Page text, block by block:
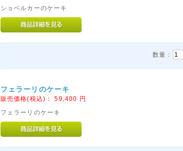
ショベルカーのケーキ
数量：
フェラーリのケーキ
販売価格(税込)：59,400 円
フェラーリのケーキ